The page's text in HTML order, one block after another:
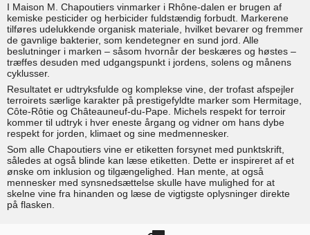
I Maison M. Chapoutiers vinmarker i Rhône-dalen er brugen af
kemiske pesticider og herbicider fuldstændig forbudt. Markerene
tilføres udelukkende organisk materiale, hvilket bevarer og fremmer
de gavnlige bakterier, som kendetegner en sund jord. Alle
beslutninger i marken – såsom hvornår der beskæres og høstes –
træffes desuden med udgangspunkt i jordens, solens og månens
cyklusser.
Resultatet er udtryksfulde og komplekse vine, der trofast afspejler
terroirets særlige karakter på prestigefyldte marker som Hermitage,
Côte-Rôtie og Châteauneuf-du-Pape. Michels respekt for terroir
kommer til udtryk i hver eneste årgang og vidner om hans dybe
respekt for jorden, klimaet og sine medmennesker.
Som alle Chapoutiers vine er etiketten forsynet med punktskrift,
således at også blinde kan læse etiketten. Dette er inspireret af et
ønske om inklusion og tilgængelighed. Han mente, at også
mennesker med synsnedsættelse skulle have mulighed for at
skelne vine fra hinanden og læse de vigtigste oplysninger direkte
på flasken.